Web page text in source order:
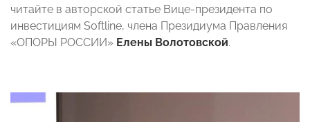
читайте в авторской статье Вице-президента по
инвестициям Softline, члена Президиума Правления
«ОПОРЫ РОССИИ» Елены Волотовской.